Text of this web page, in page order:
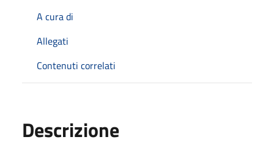
A cura di
Allegati
Contenuti correlati
Descrizione